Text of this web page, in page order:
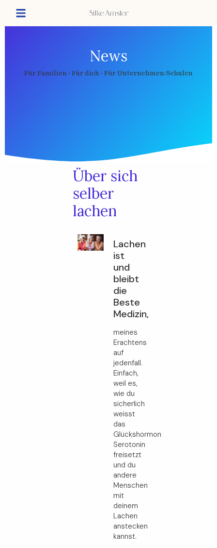
News
Für Familien · Für dich · Für Unternehmen/Schulen
Über sich
selber
lachen
Lachen
ist
und
bleibt
die
Beste
Medizin,
meines
Erachtens
auf
jedenfall.
Einfach,
weil es,
wie du
sicherlich
weisst
das
Glückshormon
Serotonin
freisetzt
und du
andere
Menschen
mit
deinem
Lachen
anstecken
kannst.